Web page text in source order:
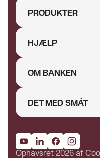
PRODUKTER
HJÆLP
OM BANKEN
DET MED SMÅT
Ophavsret 2026 af